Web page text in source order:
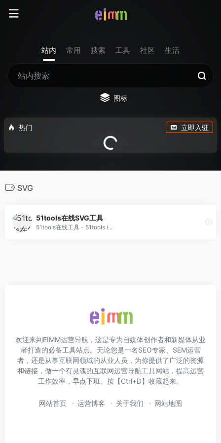
站内 常用 搜索 工具 社区 生活
图标
热门 立即入驻
SVG
51tools在线SVG工具
51tools在线工具 - 51tools.i...
欢迎来到EIMM运营导航，这是专为自媒体创作者和新媒体从业
者打造的必备工具站点。无论您是一名SEO专家、SEM运营
者，还是从事互联网领域的从业人员，为你提供了广泛的资源
和链接，做一个有灵魂的互联网运营导航工具网站，提高运营
工作效率，早点下班。按【Ctrl+D】收藏起来。
网站首页 运营博客 关于我们 网站地图